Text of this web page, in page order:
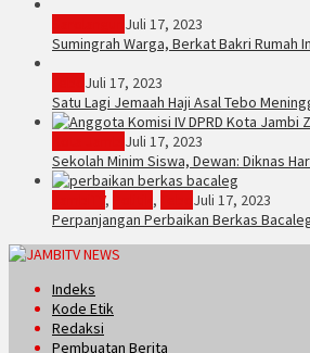
Juli 17, 2023
Sumingrah Warga, Berkat Bakri Rumah
Juli 17, 2023
Satu Lagi Jemaah Haji Asal Tebo
Juli 17, 2023
Sekolah Minim Siswa, Dewan: Diknas
, ,
Juli 17, 2023
Perpanjangan Perbaikan Berkas
Indeks
Kode Etik
Redaksi
Pembuatan Berita